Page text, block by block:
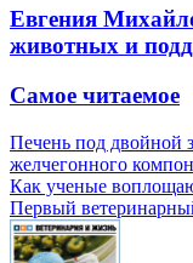
Евгения
животных и
Самое читаемое
Печень под двойной
желчегонного
Как ученые
Первый